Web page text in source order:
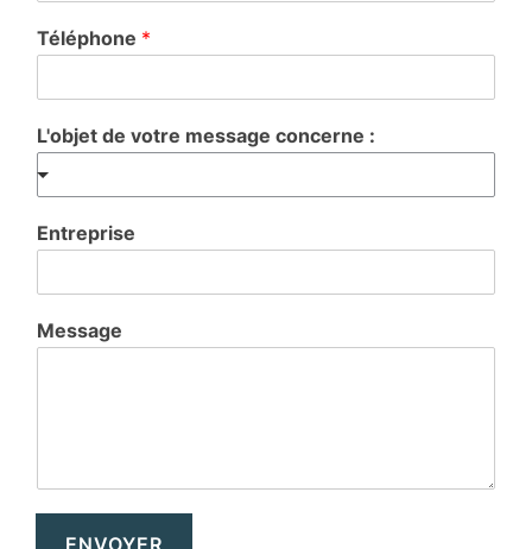
Téléphone *
L'objet de votre message concerne :
Entreprise
Message